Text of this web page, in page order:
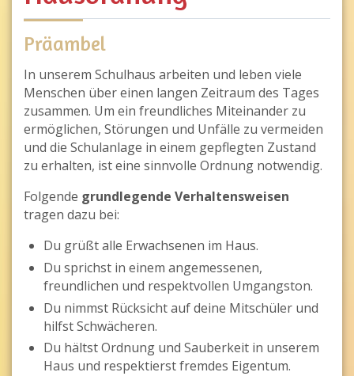
Präambel
In unserem Schulhaus arbeiten und leben viele
Menschen über einen langen Zeitraum des Tages
zusammen. Um ein freundliches Miteinander zu
ermöglichen, Störungen und Unfälle zu vermeiden
und die Schulanlage in einem gepflegten Zustand
zu erhalten, ist eine sinnvolle Ordnung notwendig.
Folgende grundlegende Verhaltensweisen
tragen dazu bei:
Du grüßt alle Erwachsenen im Haus.
Du sprichst in einem angemessenen,
freundlichen und respektvollen Umgangston.
Du nimmst Rücksicht auf deine Mitschüler und
hilfst Schwächeren.
Du hältst Ordnung und Sauberkeit in unserem
Haus und respektierst fremdes Eigentum.